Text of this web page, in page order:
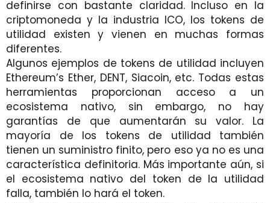
definirse con bastante claridad. Incluso en la
criptomoneda y la industria ICO, los tokens de
utilidad existen y vienen en muchas formas
diferentes.
Algunos ejemplos de tokens de utilidad incluyen
Ethereum’s Ether, DENT, Siacoin, etc. Todas estas
herramientas proporcionan acceso a un
ecosistema nativo, sin embargo, no hay
garantías de que aumentarán su valor. La
mayoría de los tokens de utilidad también
tienen un suministro finito, pero eso ya no es una
característica definitoria. Más importante aún, si
el ecosistema nativo del token de la utilidad
falla, también lo hará el token.